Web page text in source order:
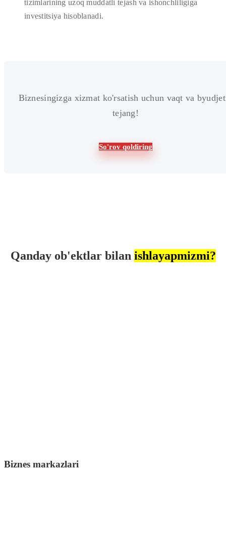
tizimlarining uzoq muddatli tejash va ishonchliligiga
investitsiya hisoblanadi.
Biznesingizga xizmat ko'rsatish uchun vaqt va
tejang!
So'rov qoldiring
Qanday ob'ektlar bilan ishlayapmizmi?
Biznes markazlari